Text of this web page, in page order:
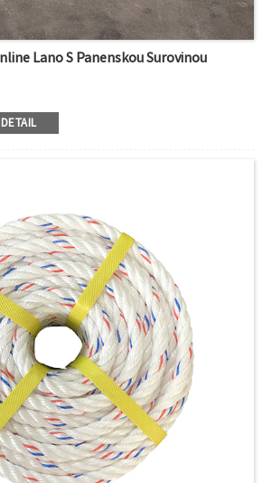
Lano S Panenskou Surovinou
indikátorem
nebo suchý.Prodloužení:21 % při přetržení
a chemikáliím
DETAIL